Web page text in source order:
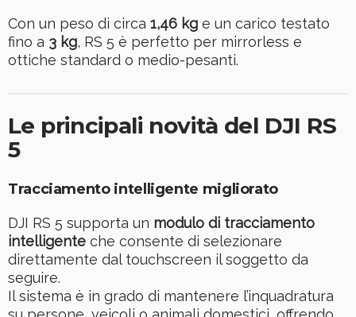
Con un peso di circa 1,46 kg e un carico testato
fino a 3 kg, RS 5 è perfetto per mirrorless e
ottiche standard o medio-pesanti.
Le principali novità del DJI RS
5
Tracciamento intelligente migliorato
DJI RS 5 supporta un modulo di tracciamento
intelligente che consente di selezionare
direttamente dal touchscreen il soggetto da
seguire.
Il sistema è in grado di mantenere l’inquadratura